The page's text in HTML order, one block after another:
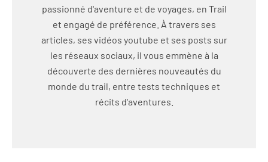
passionné d'aventure et de voyages, en Trail
et engagé de préférence. À travers ses
articles, ses vidéos youtube et ses posts sur
les réseaux sociaux, il vous emmène à la
découverte des dernières nouveautés du
monde du trail, entre tests techniques et
récits d'aventures.